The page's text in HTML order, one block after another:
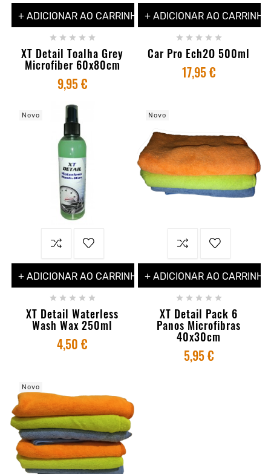
+ ADICIONAR AO CARRINHO
    
XT Detail Toalha Grey
Microfiber 60x80cm
9,95 €
+ ADICIONAR AO CARRINHO
    
Car Pro Ech2O 500ml
17,95 €
Novo
+ ADICIONAR AO CARRINHO
    
XT Detail Waterless
Wash Wax 250ml
4,50 €
Novo
+ ADICIONAR AO CARRINHO
    
XT Detail Pack 6
Panos Microfibras
40x30cm
5,95 €
Novo